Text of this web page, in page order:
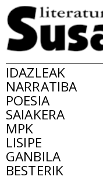
IDAZLEAK
NARRATIBA
POESIA
SAIAKERA
MPK
LISIPE
GANBILA
BESTERIK